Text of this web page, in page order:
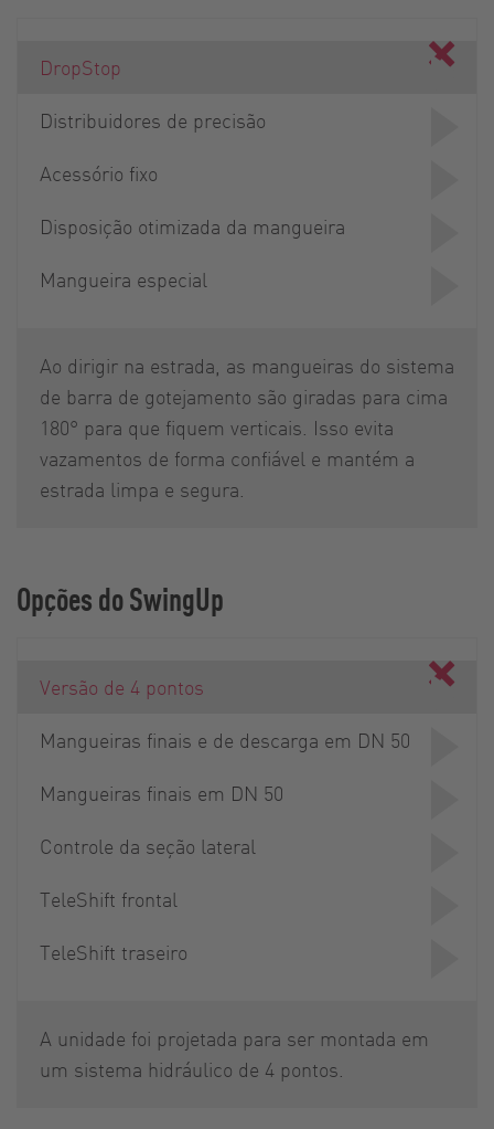
DropStop
Distribuidores de precisão
Acessório fixo
Disposição otimizada da mangueira
Mangueira especial
Ao dirigir na estrada, as mangueiras do sistema
de barra de gotejamento são giradas para cima
180° para que fiquem verticais. Isso evita
vazamentos de forma confiável e mantém a
estrada limpa e segura.
Opções do SwingUp
Versão de 4 pontos
Mangueiras finais e de descarga em DN 50
Mangueiras finais em DN 50
Controle da seção lateral
TeleShift frontal
TeleShift traseiro
A unidade foi projetada para ser montada em
um sistema hidráulico de 4 pontos.